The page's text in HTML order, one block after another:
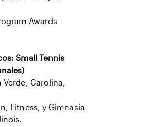
Awards
Small Tennis
Verde, Carolina,
Fitness, y Gimnasia